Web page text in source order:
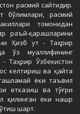
расмий сайтидир.
бўлимлари, расмий
томонидан
раъй-қарашларини
Ҳизб ут - Таҳрир
ўз муаллифининг
Таҳрир Ўзбекистон
келтириш ва қайта
ёки таъвил
етказиш ва тўғри
қилинган ёки нашр
шарт.